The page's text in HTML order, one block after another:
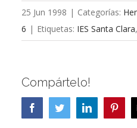
25 Jun 1998 | Categorías:
6 | Etiquetas: IES Santa Clara,
Compártelo!
FacebookTwitterLinkedIn